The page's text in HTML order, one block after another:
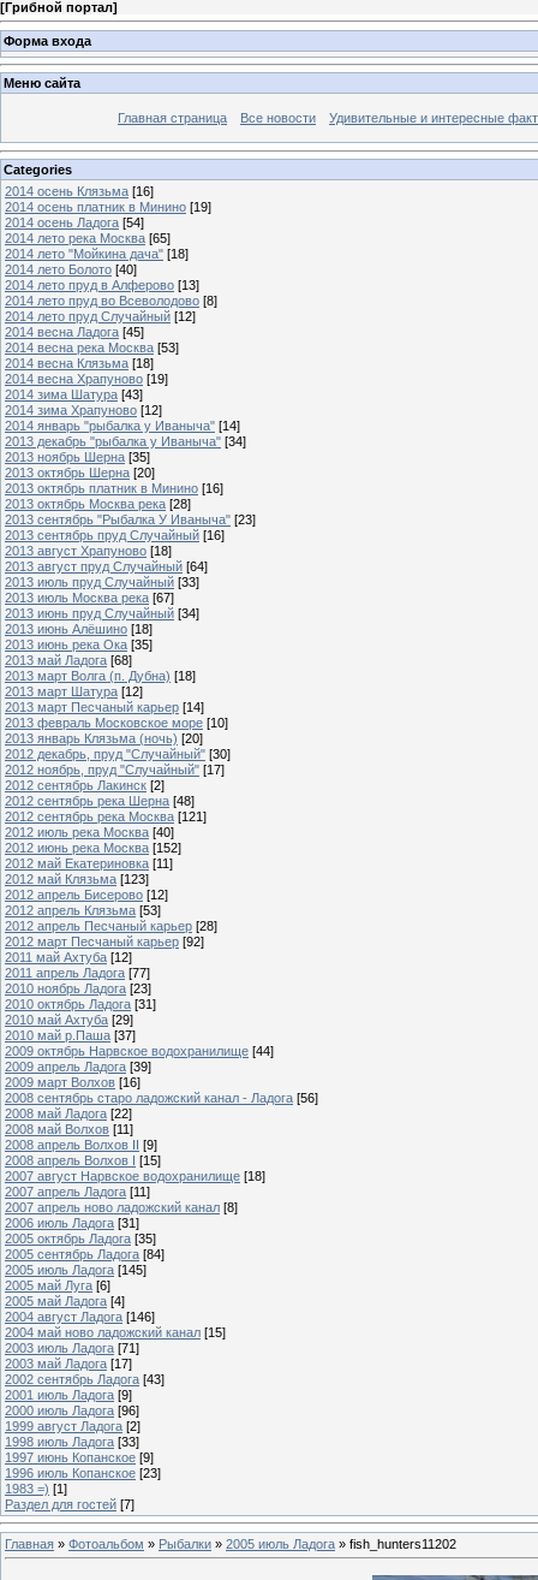
[Грибной портал]
Форма входа
Меню сайта
Главная страница Все новости Удивительные и интересные
Categories
2014 осень Клязьма [16]
2014 осень платник в Минино [19]
2014 осень Ладога [54]
2014 лето река Москва [65]
2014 лето "Мойкина дача" [18]
2014 лето Болото [40]
2014 лето пруд в Алферово [13]
2014 лето пруд во Всеволодово [8]
2014 лето пруд Случайный [12]
2014 весна Ладога [45]
2014 весна река Москва [53]
2014 весна Клязьма [18]
2014 весна Храпуново [19]
2014 зима Шатура [43]
2014 зима Храпуново [12]
2014 январь "рыбалка у Иваныча" [14]
2013 декабрь "рыбалка у Иваныча" [34]
2013 ноябрь Шерна [35]
2013 октябрь Шерна [20]
2013 октябрь платник в Минино [16]
2013 октябрь Москва река [28]
2013 сентябрь "Рыбалка У Иваныча" [23]
2013 сентябрь пруд Случайный [16]
2013 август Храпуново [18]
2013 август пруд Случайный [64]
2013 июль пруд Случайный [33]
2013 июль Москва река [67]
2013 июнь пруд Случайный [34]
2013 июнь Алёшино [18]
2013 июнь река Ока [35]
2013 май Ладога [68]
2013 март Волга (п. Дубна) [18]
2013 март Шатура [12]
2013 март Песчаный карьер [14]
2013 февраль Московское море [10]
2013 январь Клязьма (ночь) [20]
2012 декабрь, пруд "Случайный" [30]
2012 ноябрь, пруд "Случайный" [17]
2012 сентябрь Лакинск [2]
2012 сентябрь река Шерна [48]
2012 сентябрь река Москва [121]
2012 июль река Москва [40]
2012 июнь река Москва [152]
2012 май Екатериновка [11]
2012 май Клязьма [123]
2012 апрель Бисерово [12]
2012 апрель Клязьма [53]
2012 апрель Песчаный карьер [28]
2012 март Песчаный карьер [92]
2011 май Ахтуба [12]
2011 апрель Ладога [77]
2010 ноябрь Ладога [23]
2010 октябрь Ладога [31]
2010 май Ахтуба [29]
2010 май р.Паша [37]
2009 октябрь Нарвское водохранилище [44]
2009 апрель Ладога [39]
2009 март Волхов [16]
2008 сентябрь старо ладожский канал - Ладога [56]
2008 май Ладога [22]
2008 май Волхов [11]
2008 апрель Волхов II [9]
2008 апрель Волхов I [15]
2007 август Нарвское водохранилище [18]
2007 апрель Ладога [11]
2007 апрель ново ладожский канал [8]
2006 июль Ладога [31]
2005 октябрь Ладога [35]
2005 сентябрь Ладога [84]
2005 июль Ладога [145]
2005 май Луга [6]
2005 май Ладога [4]
2004 август Ладога [146]
2004 май ново ладожский канал [15]
2003 июль Ладога [71]
2003 май Ладога [17]
2002 сентябрь Ладога [43]
2001 июль Ладога [9]
2000 июль Ладога [96]
1999 август Ладога [2]
1998 июль Ладога [33]
1997 июнь Копанское [9]
1996 июль Копанское [23]
1983 =) [1]
Раздел для гостей [7]
Главная » Фотоальбом » Рыбалки » 2005 июль Ладога » fish_hunters11202